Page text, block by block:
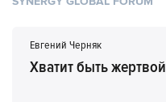
Евгений Черняк
Хватит быть жертвой